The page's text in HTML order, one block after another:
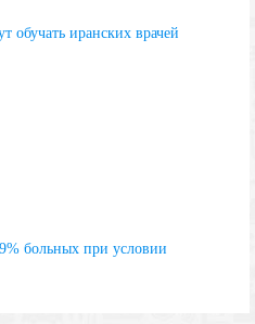
обучать иранских врачей
больных при условии